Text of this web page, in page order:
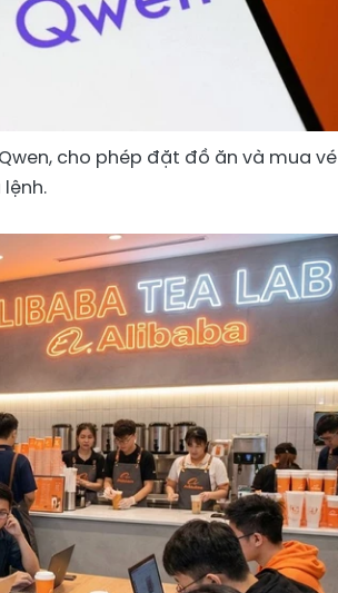
cho phép đặt đồ ăn và mua vé